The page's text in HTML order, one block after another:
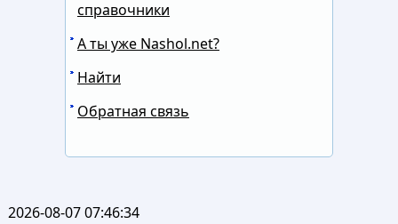
справочники
А ты уже Nashol.net?
Найти
Обратная связь
2026-08-07 07:46:34